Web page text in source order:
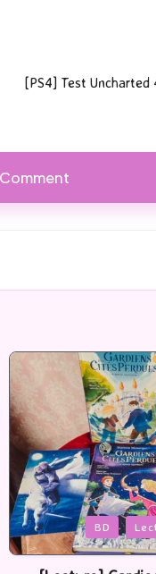
[PS4] Test Uncharted
Posted
in
Serie Tv